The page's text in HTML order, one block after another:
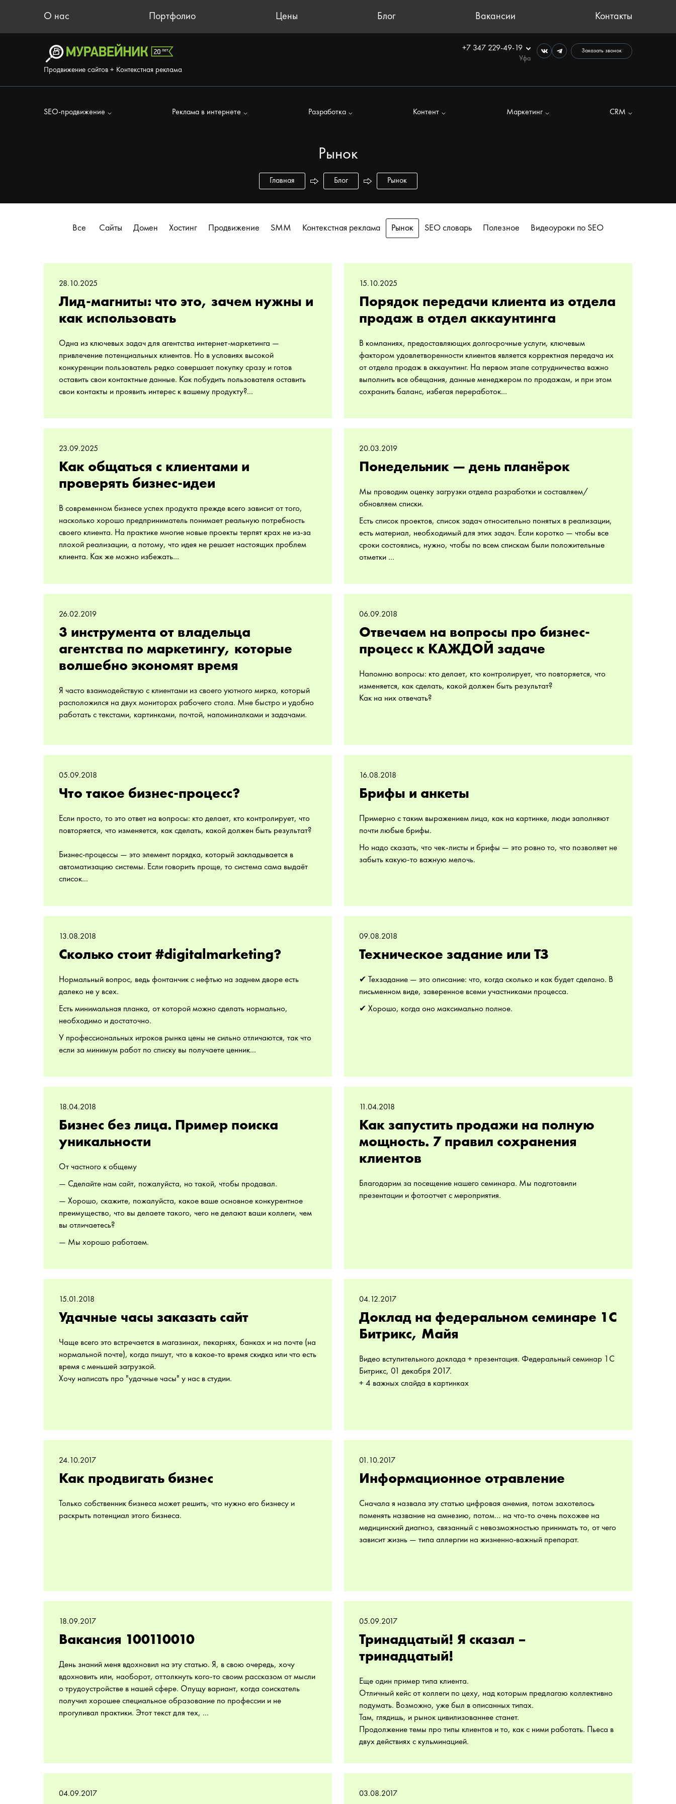
О нас Портфолио Цены Блог Вакансии Контакты
Продвижение сайтов + Контекстная реклама
+7 347 229-49-19
Уфа
Заказать звонок
SEO-продвижение Реклама в интернете Разработка Контент Маркетинг CRM
Рынок
Главная Блог Рынок
Все Сайты Домен Хостинг Продвижение SMM Контекстная реклама Рынок SEO словарь Полезное Видеоуроки по SEO
28.10.2025
Лид-магниты: что это, зачем нужны и
как использовать
Одна из ключевых задач для агентства интернет-маркетинга —
привлечение потенциальных клиентов. Но в условиях высокой
конкуренции пользователь редко совершает покупку сразу и готов
оставить свои контактные данные. Как побудить пользователя оставить
свои контакты и проявить интерес к вашему продукту?...
15.10.2025
Порядок передачи клиента из отдела
продаж в отдел аккаунтинга
В компаниях, предоставляющих долгосрочные услуги, ключевым
фактором удовлетворенности клиентов является корректная передача их
от отдела продаж в аккаунтинг. На первом этапе сотрудничества важно
выполнить все обещания, данные менеджером по продажам, и при этом
сохранить баланс, избегая переработок...
23.09.2025
Как общаться с клиентами и
проверять бизнес-идеи
В современном бизнесе успех продукта прежде всего зависит от того,
насколько хорошо предприниматель понимает реальную потребность
своего клиента. На практике многие новые проекты терпят крах не из-за
плохой реализации, а потому, что идея не решает настоящих проблем
клиента. Как же можно избежать...
20.03.2019
Понедельник — день планёрок
Мы проводим оценку загрузки отдела разработки и составляем/
обновляем списки.
Есть список проектов, список задач относительно понятых в реализации,
есть материал, необходимый для этих задач. Если коротко — чтобы все
сроки состоялись, нужно, чтобы по всем спискам были положительные
отметки ...
26.02.2019
3 инструмента от владельца
агентства по маркетингу, которые
волшебно экономят время
Я часто взаимодействую с клиентами из своего уютного мирка, который
расположился на двух мониторах рабочего стола. Мне быстро и удобно
работать с текстами, картинками, почтой, напоминалками и задачами.
06.09.2018
Отвечаем на вопросы про бизнес-
процесс к КАЖДОЙ задаче
Напомню вопросы: кто делает, кто контролирует, что повторяется, что
изменяется, как сделать, какой должен быть результат?
Как на них отвечать?
05.09.2018
Что такое бизнес-процесс?
Если просто, то это ответ на вопросы: кто делает, кто контролирует, что
повторяется, что изменяется, как сделать, какой должен быть результат?
Бизнес-процессы — это элемент порядка, который закладывается в
автоматизацию системы. Если говорить проще, то система сама выдаёт
список...
16.08.2018
Брифы и анкеты
Примерно с таким выражением лица, как на картинке, люди заполняют
почти любые брифы.
Но надо сказать, что чек-листы и брифы — это ровно то, что позволяет не
забыть какую-то важную мелочь.
13.08.2018
Сколько стоит #digitalmarketing?
Нормальный вопрос, ведь фонтанчик с нефтью на заднем дворе есть
далеко не у всех.
Есть минимальная планка, от которой можно сделать нормально,
необходимо и достаточно.
У профессиональных игроков рынка цены не сильно отличаются, так что
если за минимум работ по списку вы получаете ценник...
09.08.2018
Техническое задание или ТЗ
✔ Техзадание — это описание: что, когда сколько и как будет сделано. В
письменном виде, заверенное всеми участниками процесса.
✔ Хорошо, когда оно максимально полное.
18.04.2018
Бизнес без лица. Пример поиска
уникальности
От частного к общему
— Сделайте нам сайт, пожалуйста, но такой, чтобы продавал.
— Хорошо, скажите, пожалуйста, какое ваше основное конкурентное
преимущество, что вы делаете такого, чего не делают ваши коллеги, чем
вы отличаетесь?
— Мы хорошо работаем.
11.04.2018
Как запустить продажи на полную
мощность. 7 правил сохранения
клиентов
Благодарим за посещение нашего семинара. Мы подготовили
презентации и фотоотчет с мероприятия.
15.01.2018
Удачные часы заказать сайт
Чаще всего это встречается в магазинах, пекарнях, банках и на почте (на
нормальной почте), когда пишут, что в какое-то время скидка или что есть
время с меньшей загрузкой.
Хочу написать про "удачные часы" у нас в студии.
04.12.2017
Доклад на федеральном семинаре 1С
Битрикс, Майя
Видео вступительного доклада + презентация. Федеральный семинар 1С
Битрикс, 01 декабря 2017.
+ 4 важных слайда в картинках
24.10.2017
Как продвигать бизнес
Только собственник бизнеса может решить, что нужно его бизнесу и
раскрыть потенциал этого бизнеса.
01.10.2017
Информационное отравление
Сначала я назвала эту статью цифровая анемия, потом захотелось
поменять название на амнезию, потом… на что-то очень похожее на
медицинский диагноз, связанный с невозможностью принимать то, от чего
зависит жизнь — типа аллергии на жизненно-важный препарат.
18.09.2017
Вакансия 100110010
День знаний меня вдохновил на эту статью. Я, в свою очередь, хочу
вдохновить или, наоборот, оттолкнуть кого-то своим рассказом от мысли
о трудоустройстве в нашей сфере. Опущу вариант, когда соискатель
получил хорошее специальное образование по профессии и не
прогуливал практики. Этот текст для тех, ...
05.09.2017
Тринадцатый! Я сказал –
тринадцатый!
Еще один пример типа клиента.
Отличный кейс от коллеги по цеху, над которым предлагаю коллективно
подумать. Возможно, уже был в описанных типах.
Там, глядишь, и рынок цивилизованнее станет.
Продолжение темы про типы клиентов и то, как с ними работать. Пьеса в
двух действиях с кульминацией.
04.09.2017 03.08.2017